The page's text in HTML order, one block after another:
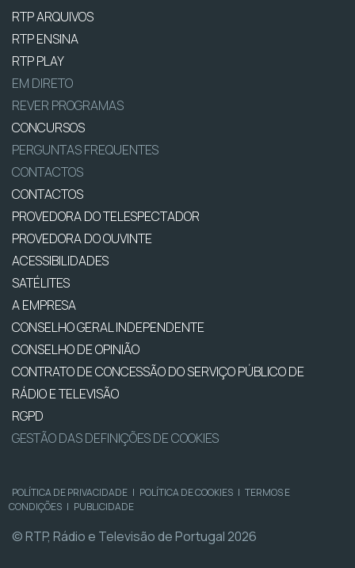
RTP ARQUIVOS
RTP ENSINA
RTP PLAY
EM DIRETO
REVER PROGRAMAS
CONCURSOS
PERGUNTAS FREQUENTES
CONTACTOS
CONTACTOS
PROVEDORA DO TELESPECTADOR
PROVEDORA DO OUVINTE
ACESSIBILIDADES
SATÉLITES
A EMPRESA
CONSELHO GERAL INDEPENDENTE
CONSELHO DE OPINIÃO
CONTRATO DE CONCESSÃO DO SERVIÇO PÚBLICO DE
RÁDIO E TELEVISÃO
RGPD
GESTÃO DAS DEFINIÇÕES DE COOKIES
POLÍTICA DE PRIVACIDADE | POLÍTICA DE COOKIES | TERMOS E
CONDIÇÕES | PUBLICIDADE
© RTP, Rádio e Televisão de Portugal 2026